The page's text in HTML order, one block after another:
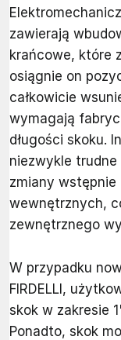
zawierają
krańcowe, które
osiągnie on
całkowicie
wymagają
długości skoku.
niezwykle
zmiany
wewnętrznych,
zewnętrznego
W przypadku
FIRDELLI,
skok w zakresie
Ponadto, skok